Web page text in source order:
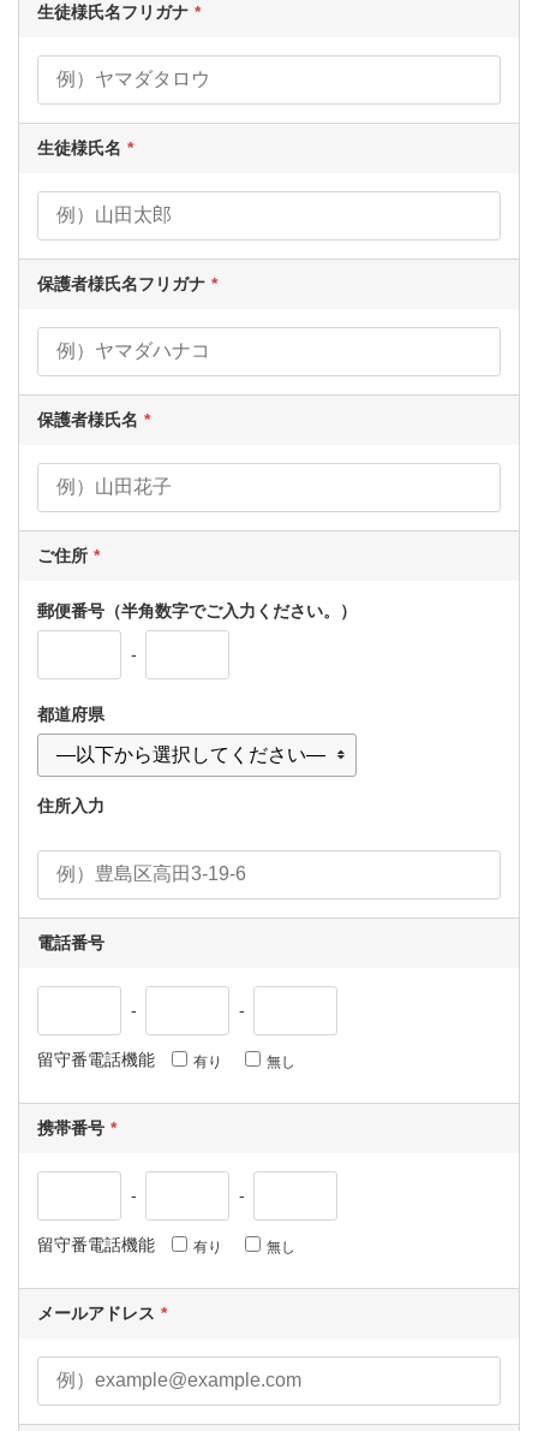
生徒様氏名フリガナ
生徒様氏名
保護者様氏名フリガナ
保護者様氏名
ご住所
郵便番号（半角数字でご入力ください。）
-
都道府県
住所入力
電話番号
- -
留守番電話機能 有り 無し
携帯番号
- -
留守番電話機能 有り 無し
メールアドレス